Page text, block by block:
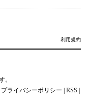
利用規約
。
プライバシーポリシー RSS